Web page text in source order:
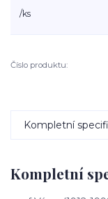
/ks
Číslo produktu:
Kompletní
Kompletní